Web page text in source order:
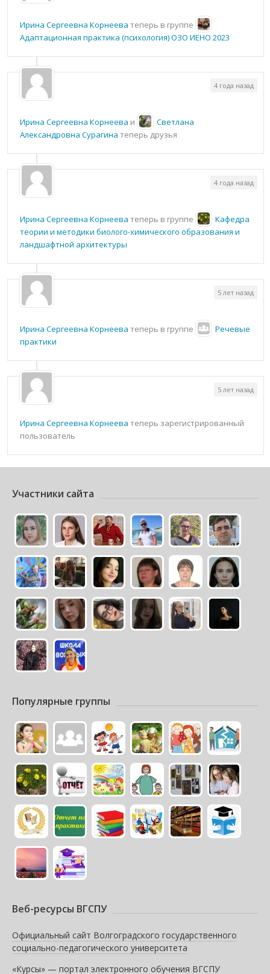
Ирина Сергеевна Корнеева теперь в группе
Адаптационная практика (психология) ОЗО ИЕНО 2023
Ирина Сергеевна Корнеева и
Светлана
Александровна Сурагина теперь друзья
4 года назад
Ирина Сергеевна Корнеева теперь в группе
Кафедра
теории и методики биолого-химического образования и
ландшафтной архитектуры
4 года назад
Ирина Сергеевна Корнеева теперь в группе
Речевые
практики
5 лет назад
Ирина Сергеевна Корнеева теперь зарегистрированный
пользователь
5 лет назад
Участники сайта
Популярные группы
Веб-ресурсы ВГСПУ
Официальный сайт Волгоградского государственного
социально-педагогического университета
«Курсы» — портал электронного обучения ВГСПУ